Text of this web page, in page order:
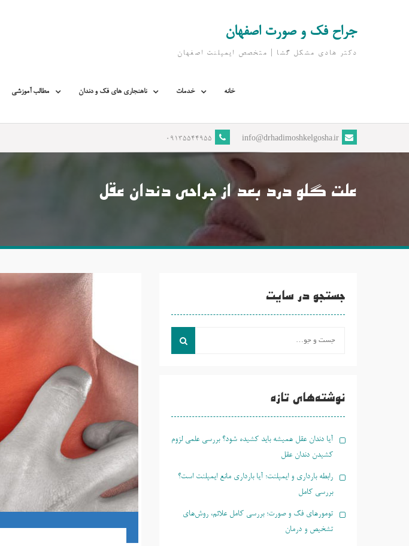
جراح فک و صورت اصفهان
دکتر هادی مشکل گشا | متخصص ايمپلنت اصفهان
خانه خدمات ناهنجاری های فک و دندان مطالب آموزشی
info@drhadimoshkelgosha.ir
09135544955
علت گلو درد بعد از جراحی دندان عقل
جستجو در سایت
نوشته‌های تازه
آیا دندان عقل همیشه باید کشیده شود؟ بررسی علمی لزوم
کشیدن دندان عقل
رابطه بارداری و ایمپلنت؛ آیا بارداری مانع ایمپلنت است؟
بررسی کامل
تومورهای فک و صورت؛ بررسی کامل علائم، روش‌های
تشخیص و درمان